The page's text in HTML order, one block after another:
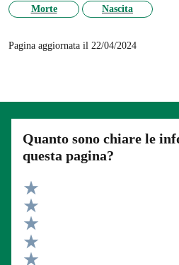
Morte Nascita
Pagina aggiornata il 22/04/2024
Quanto sono chiare le
questa pagina?
Valuta 5 stelle su 5
Valuta 4 stelle su 5
Valuta 3 stelle su 5
Valuta 2 stelle su 5